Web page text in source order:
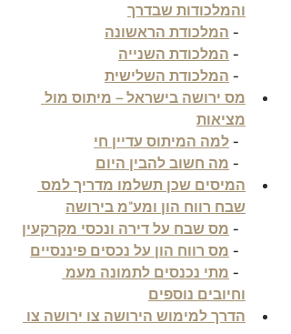
והמלכודות שבדרך
המלכודת הראשונה
המלכודת השנייה
המלכודת השלישית
מס ירושה בישראל – מיתוס מול
מציאות
למה המיתוס עדיין חי
מה חשוב להבין היום
המיסים שכן תשלמו מדריך למס
שבח רווח הון ומע"מ בירושה
מס שבח על דירה ונכסי מקרקעין
מס רווח הון על נכסים פיננסיים
מתי נכנסים לתמונה מעמ
וחיובים נוספים
הדרך למימוש הירושה צו ירושה צו